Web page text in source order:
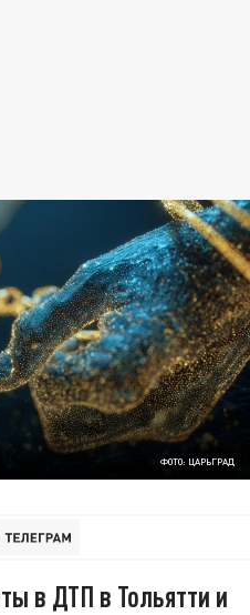
ФОТО: ЦАРЬГРАД
в ДТП в Тольятти и